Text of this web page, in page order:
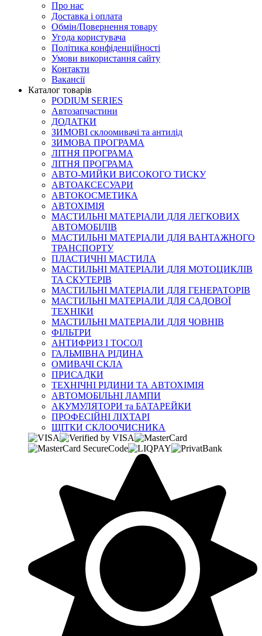
Про нас
Доставка і оплата
Обмін/Повернення товару
Угода користувача
Політика конфіденційності
Умови використання сайту
Контакти
Вакансії
Каталог товарів
PODIUM SERIES
Автозапчастини
ДОДАТКИ
ЗИМОВІ склоомивачі та антилід
ЗИМОВА ПРОГРАМА
ЛІТНЯ ПРОГРАМА
ЛІТНЯ ПРОГРАМА
АВТО-МИЙКИ ВИСОКОГО ТИСКУ
АВТОАКСЕСУАРИ
АВТОКОСМЕТИКА
АВТОХІМІЯ
МАСТИЛЬНІ МАТЕРІАЛИ ДЛЯ ЛЕГКОВИХ
АВТОМОБІЛІВ
МАСТИЛЬНІ МАТЕРІАЛИ ДЛЯ ВАНТАЖНОГО
ТРАНСПОРТУ
ПЛАСТИЧНІ МАСТИЛА
МАСТИЛЬНІ МАТЕРІАЛИ ДЛЯ МОТОЦИКЛІВ
ТА СКУТЕРІВ
МАСТИЛЬНІ МАТЕРІАЛИ ДЛЯ ГЕНЕРАТОРІВ
МАСТИЛЬНІ МАТЕРІАЛИ ДЛЯ САДОВОЇ
ТЕХНІКИ
МАСТИЛЬНІ МАТЕРІАЛИ ДЛЯ ЧОВНІВ
ФІЛЬТРИ
АНТИФРИЗ І ТОСОЛ
ГАЛЬМІВНА РІДИНА
ОМИВАЧІ СКЛА
ПРИСАДКИ
ТЕХНІЧНІ РІДИНИ ТА АВТОХІМІЯ
АВТОМОБІЛЬНІ ЛАМПИ
АКУМУЛЯТОРИ та БАТАРЕЙКИ
ПРОФЕСІЙНІ ЛІХТАРІ
ЩІТКИ СКЛООЧИСНИКА